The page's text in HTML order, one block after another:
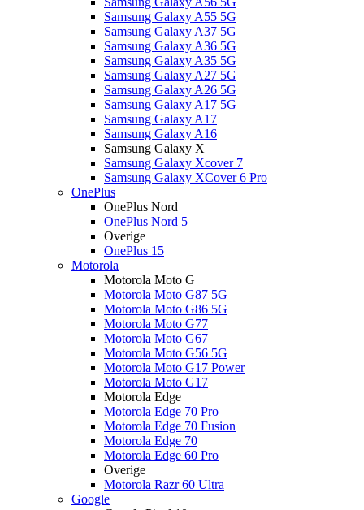
Samsung Galaxy A55 5G
Samsung Galaxy A37 5G
Samsung Galaxy A36 5G
Samsung Galaxy A35 5G
Samsung Galaxy A27 5G
Samsung Galaxy A26 5G
Samsung Galaxy A17 5G
Samsung Galaxy A17
Samsung Galaxy A16
Samsung Galaxy X
Samsung Galaxy Xcover 7
Samsung Galaxy XCover 6 Pro
OnePlus
OnePlus Nord
OnePlus Nord 5
Overige
OnePlus 15
Motorola
Motorola Moto G
Motorola Moto G87 5G
Motorola Moto G86 5G
Motorola Moto G77
Motorola Moto G67
Motorola Moto G56 5G
Motorola Moto G17 Power
Motorola Moto G17
Motorola Edge
Motorola Edge 70 Pro
Motorola Edge 70 Fusion
Motorola Edge 70
Motorola Edge 60 Pro
Overige
Motorola Razr 60 Ultra
Google